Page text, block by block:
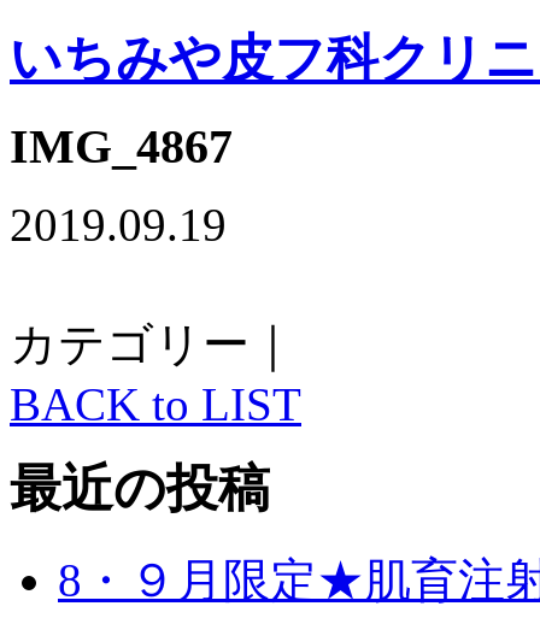
いちみや皮フ科クリ
IMG_4867
2019.09.19
カテゴリー｜
BACK to LIST
最近の投稿
8・９月限定★肌育注